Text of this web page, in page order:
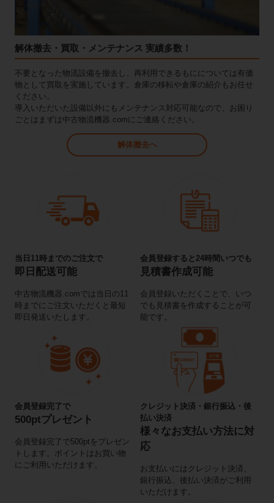
解体撤去・買取・メンテナンス 実績多数！
不要となった物流設備を撤去し、再利用できるもにについては有価
物として買取を実施しています。倉庫の移転や倉庫の紹介もお任せ
ください。
導入いただいた設備以外にもメンテナンス対応可能なので、お困り
ごとはまずは中古物流機器.comにご連絡ください。
解体撤去へ
当日11時までのご注文で
即日配送可能
中古物流機器.comでは当日の11
時までにご注文いただくと最短
即日発送いたします。
会員登録すると24時間いつでも
見積書作成可能
会員登録いただくことで、いつ
でも見積書を作成することが可
能です。
会員登録完了で
500ptプレゼント
会員登録完了で500ptをプレゼン
トします。ポイントはお買い物
にご利用いただけます。
クレジット決済・銀行振込・後
払い決済
様々なお支払い方法に対
応
お支払いにはクレジット決済、
銀行振込、後払い決済がご利用
いただけます。